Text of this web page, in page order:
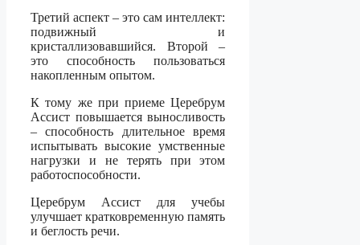
Третий аспект – это сам интеллект:
подвижный и
кристаллизовавшийся. Второй –
это способность пользоваться
накопленным опытом.
К тому же при приеме Церебрум
Ассист повышается выносливость
– способность длительное время
испытывать высокие умственные
нагрузки и не терять при этом
работоспособности.
Церебрум Ассист для учебы
улучшает кратковременную память
и беглость речи.